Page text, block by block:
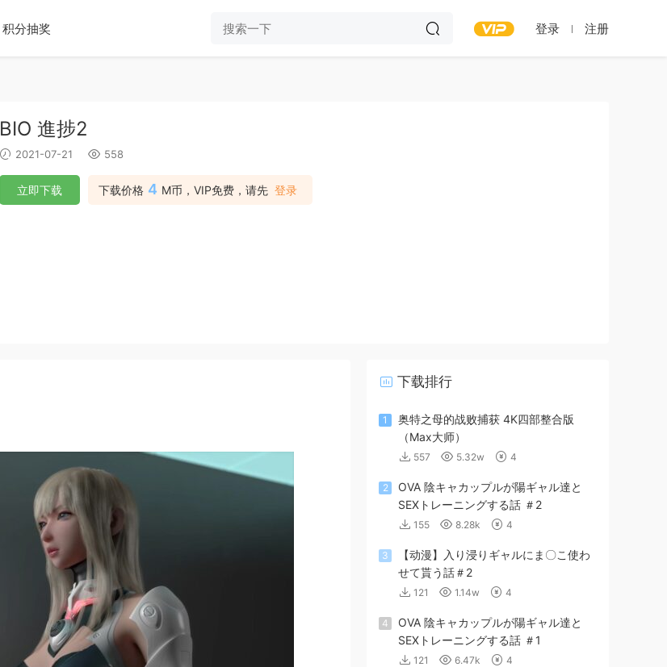
积分抽奖 登录 注册
BIO 進捗2
2021-07-21 558
下载价格 4 M币，VIP免费，请先 登录
立即下载
下载排行
1
奥特之母的战败捕获 4K四部整合版
（Max大师）
557 5.32w 4
2
OVA 陰キャカップルが陽ギャル達と
SEXトレーニングする話 ＃2
155 8.28k 4
3
【动漫】入り浸りギャルにま〇こ使わ
せて貰う話＃2
121 1.14w 4
4
OVA 陰キャカップルが陽ギャル達と
SEXトレーニングする話 ＃1
121 6.47k 4